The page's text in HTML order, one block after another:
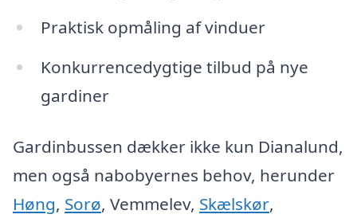
Praktisk opmåling af vinduer
Konkurrencedygtige tilbud på nye
gardiner
Gardinbussen dækker ikke kun Dianalund,
men også nabobyernes behov, herunder
Høng, Sorø, Vemmelev, Skælskør,